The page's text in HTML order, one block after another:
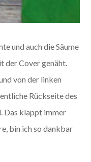
und auch die Säume
der Cover genäht.
von der linken
Rückseite des
Das klappt immer
bin ich so dankbar